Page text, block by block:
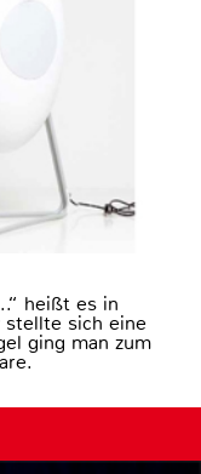
heißt es in
stellte sich eine
ging man zum